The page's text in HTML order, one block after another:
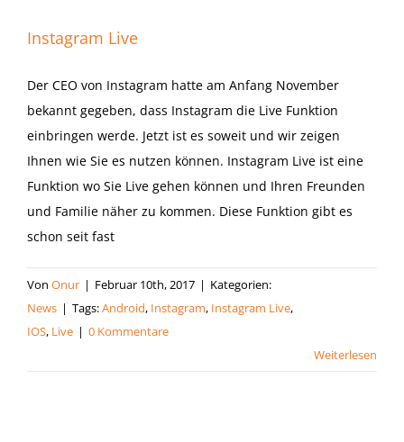
Instagram Live
Der CEO von Instagram hatte am Anfang November
bekannt gegeben, dass Instagram die Live Funktion
einbringen werde. Jetzt ist es soweit und wir zeigen
Ihnen wie Sie es nutzen können. Instagram Live ist eine
Funktion wo Sie Live gehen können und Ihren Freunden
und Familie näher zu kommen. Diese Funktion gibt es
schon seit fast
Von Onur | Februar 10th, 2017 | Kategorien:
News | Tags:Android, Instagram, Instagram Live,
IOS, Live | 0 Kommentare
Weiterlesen